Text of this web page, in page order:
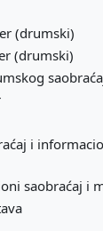
(drumski)
(drumski)
i
saobraćaj i